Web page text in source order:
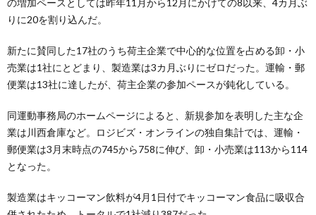
りに20を割り込んだ。
新たに賛同した17社のうち荷主企業で中心的な位置を占める卸・小
売業は1社にとどまり、製造業は3カ月ぶりにゼロだった。運輸・郵
便業は13社に達したが、荷主企業の参加ペースが鈍化している。
同運動事務局のホームページによると、新規参加を表明した主な企
業は川西倉庫など。ロジビズ・オンラインの独自集計では、運輸・
郵便業は3月末時点の745から758に伸び、卸・小売業は113から114
となった。
製造業はキッコーマン飲料が4月1日付でキッコーマン食品に吸収合